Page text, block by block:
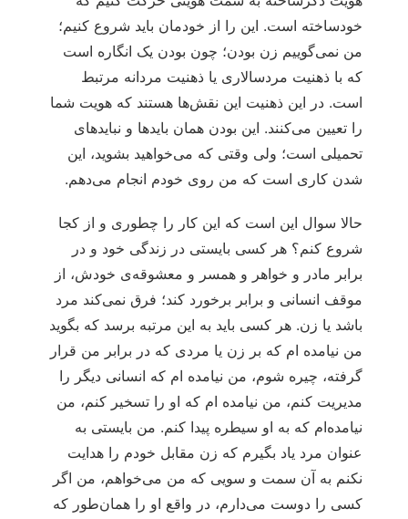
خودساخته است. این را از خودمان باید شروع کنیم؛
من نمی‌گوییم زن بودن؛ چون بودن یک انگاره است
که با ذهنیت مردسالاری یا ذهنیت مردانه مرتبط
است. در این ذهنیت این نقش‌ها هستند که هویت شما
را تعیین می‌کنند. این بودن همان بایدها و نبایدهای
تحمیلی است؛ ولی وقتی که می‌خواهید بشوید، این
شدن کاری است که من روی خودم انجام می‌دهم.
حالا سوال این است که این کار را چطوری و از کجا
شروع کنم؟ هر کسی بایستی در زندگی خود و در
برابر مادر و خواهر و همسر و معشوقه‌ی خودش، از
موقف انسانی و برابر برخورد کند؛ فرق نمی‌کند مرد
باشد یا زن. هر کسی باید به این مرتبه برسد که بگوید
من نیامده ام که بر زن یا مردی که در برابر من قرار
گرفته، چیره شوم، من نیامده ام که انسانی دیگر را
مدیریت کنم، من نیامده ام که او را تسخیر کنم، من
نیامده‌ام که به او سیطره پیدا کنم. من بایستی به
عنوان مرد یاد بگیرم که زن مقابل خودم را هدایت
نکنم به آن سمت و سویی که من می‌خواهم، من اگر
کسی را دوست می‌دارم، در واقع او را همان‌طور که